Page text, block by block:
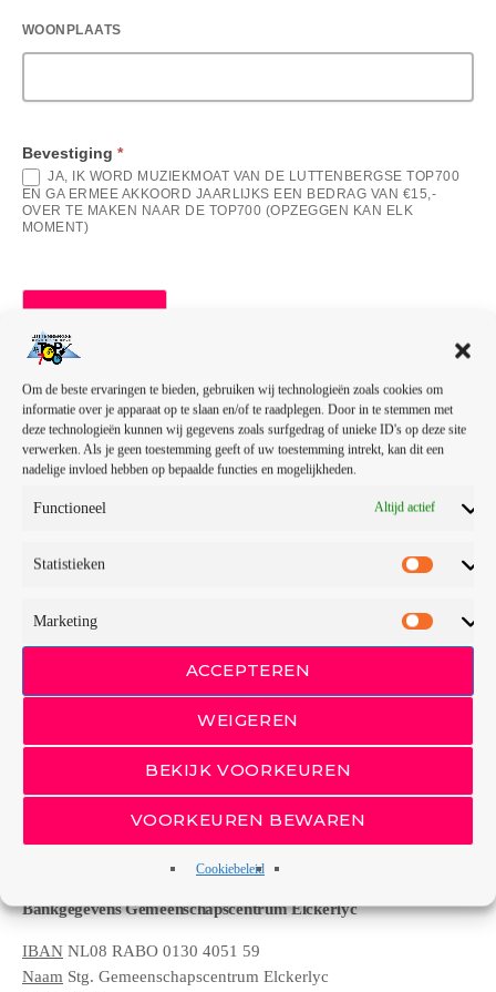
Om de beste ervaringen te bieden, gebruiken wij technologieën zoals cookies om
informatie over je apparaat op te slaan en/of te raadplegen. Door in te stemmen met
deze technologieën kunnen wij gegevens zoals surfgedrag of unieke ID's op deze site
verwerken. Als je geen toestemming geeft of uw toestemming intrekt, kan dit een
nadelige invloed hebben op bepaalde functies en mogelijkheden.
Functioneel Altijd actief
Statistieken
Marketing
ACCEPTEREN
WEIGEREN
BEKIJK VOORKEUREN
VOORKEUREN BEWAREN
Cookiebeleid
WOONPLAATS
Bevestiging *
JA, IK WORD MUZIEKMOAT VAN DE LUTTENBERGSE TOP700
EN GA ERMEE AKKOORD JAARLIJKS EEN BEDRAG VAN €15,-
OVER TE MAKEN NAAR DE TOP700 (OPZEGGEN KAN ELK
MOMENT)
Betaling
Er zijn twee mogelijkheden om te betalen. Mogelijkheid 1 is het
zelf overboeken van €15,- naar de rekening van
hiervoor de QR code of klik op de QR code, die hieronder is
rekening naar de rekening van Elckerlyc overgemaakt.
Vragen? Laat het ons gerust weten via:
info@luttenbergtop700.nl
Vergeet niet ook je gegevens op het aanmeldformulier in te
vullen.
Bankgegevens Gemeenschapscentrum Elckerlyc
IBAN NL08 RABO 0130 4051 59
Naam Stg. Gemeenschapscentrum Elckerlyc